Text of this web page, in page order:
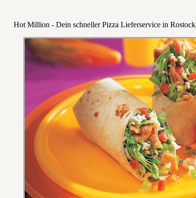
Hot Million - Dein schneller Pizza Lieferservice in Rostock